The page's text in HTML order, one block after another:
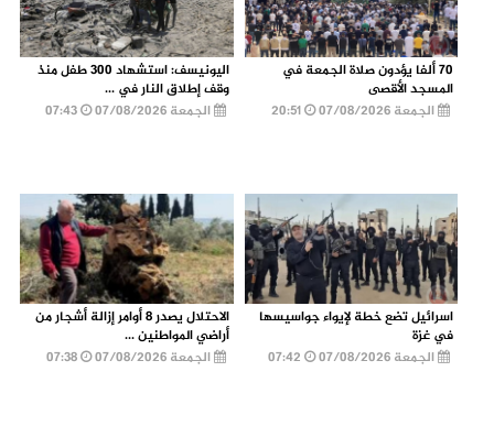
70 ألفا يؤدون صلاة الجمعة في
المسجد الأقصى
الجمعة 07/08/2026
اليونيسف: استشهاد 300 طفل منذ
وقف إطلاق النار في ...
الجمعة 07/08/2026
07:43
اسرائيل تضع خطة لإيواء جواسيسها
في غزة
الجمعة 07/08/2026
الاحتلال يصدر 8 أوامر إزالة أشجار من
أراضي المواطنين ...
الجمعة 07/08/2026
07:38